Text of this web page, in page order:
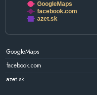
GoogleMaps
facebook.com
azet.sk
GoogleMaps
facebook.com
azet.sk